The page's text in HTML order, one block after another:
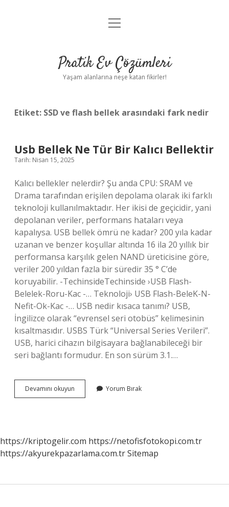
Anasayfa
Yasal Uyarı
menüyü
Pratik Ev Çözümleri
Yaşam alanlarına neşe katan fikirler!
Etiket: SSD ve flash bellek arasındaki fark nedir
Usb Bellek Ne Tür Bir Kalıcı Bellektir
Tarih: Nisan 15, 2025
Kalıcı bellekler nelerdir? Şu anda CPU: SRAM ve
Drama tarafından erişilen depolama olarak iki farklı
teknoloji kullanılmaktadır. Her ikisi de geçicidir, yani
depolanan veriler, performans hataları veya
kapalıysa. USB bellek ömrü ne kadar? 200 yıla kadar
uzanan ve benzer koşullar altında 16 ila 20 yıllık bir
performansa karşılık gelen NAND üreticisine göre,
veriler 200 yıldan fazla bir süredir 35 ° C’de
koruyabilir. -TechinsideTechinside ›USB Flash-
Belelek-Roru-Kac -… Teknoloji› USB Flash-BeleK-N-
Nefit-Ok-Kac -… USB nedir kısaca tanımı? USB,
İngilizce olarak “evrensel seri otobüs” kelimesinin
kısaltmasıdır. USBS Türk “Universal Series Verileri”.
USB, harici cihazın bilgisayara bağlanabileceği bir
seri bağlantı formudur. En son sürüm 3.1.…
Devamını okuyun
Bellek
Bellektir
Yorum Bırak
https://kriptogelir.com https://netofisfotokopi.com.tr
https://akyurekpazarlama.com.trSitemap